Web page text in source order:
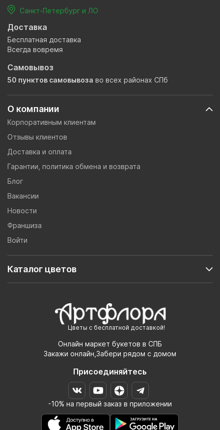
Цветы с бесплатной доставкой!
Онлайн маркет букетов в СПБ
Закажи онлайн,Забери рядом с домом
Присоединяйтесь
-10% на первый заказ в приложении
О компании
Корпоративным клиентам
Отзывы клиентов
Доставка и оплата
Гарантии, политика обмена и возврата
Блог
Вакансии
Новости
Франшиза
Войти
Каталог цветов
Санкт-Петербург и ЛО
Доставка
Бесплатная доставка
Всегда вовремя
Самовывоз
50 пунктов самовывоза во всех районах СПб